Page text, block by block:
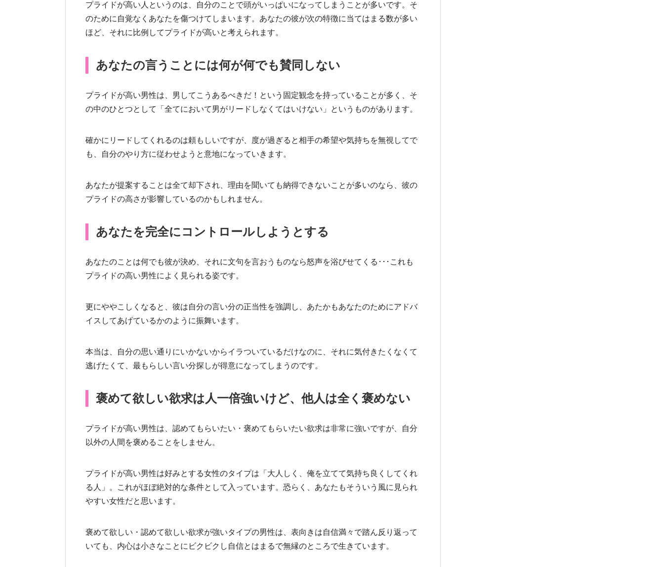
プライドが高い人というのは、自分のことで頭がいっぱいになってしまうことが多いです。そ
のために自覚なくあなたを傷つけてしまいます。あなたの彼が次の特徴に当てはまる数が多い
ほど、それに比例してプライドが高いと考えられます。
あなたの言うことには何が何でも賛同しない
プライドが高い男性は、男してこうあるべきだ！という固定観念を持っていることが多く、そ
の中のひとつとして「全てにおいて男がリードしなくてはいけない」というものがあります。
確かにリードしてくれるのは頼もしいですが、度が過ぎると相手の希望や気持ちを無視してで
も、自分のやり方に従わせようと意地になっていきます。
あなたが提案することは全て却下され、理由を聞いても納得できないことが多いのなら、彼の
プライドの高さが影響しているのかもしれません。
あなたを完全にコントロールしようとする
あなたのことは何でも彼が決め、それに文句を言おうものなら怒声を浴びせてくる･･･これも
プライドの高い男性によく見られる姿です。
更にややこしくなると、彼は自分の言い分の正当性を強調し、あたかもあなたのためにアドバ
イスしてあげているかのように振舞います。
本当は、自分の思い通りにいかないからイラついているだけなのに、それに気付きたくなくて
逃げたくて、最もらしい言い分探しが得意になってしまうのです。
褒めて欲しい欲求は人一倍強いけど、他人は全く褒めない
プライドが高い男性は、認めてもらいたい・褒めてもらいたい欲求は非常に強いですが、自分
以外の人間を褒めることをしません。
プライドが高い男性は好みとする女性のタイプは「大人しく、俺を立てて気持ち良くしてくれ
る人」。これがほぼ絶対的な条件として入っています。恐らく、あなたもそういう風に見られ
やすい女性だと思います。
褒めて欲しい・認めて欲しい欲求が強いタイプの男性は、表向きは自信満々で踏ん反り返って
いても、内心は小さなことにビクビクし自信とはまるで無縁のところで生きています。